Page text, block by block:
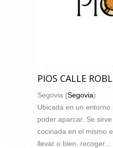
PIOS CALLE
Segovia (Segovia)
Ubicada en un entorno
poder aparcar. Se
cocinada en el mismo
llevar o bien, recoger...